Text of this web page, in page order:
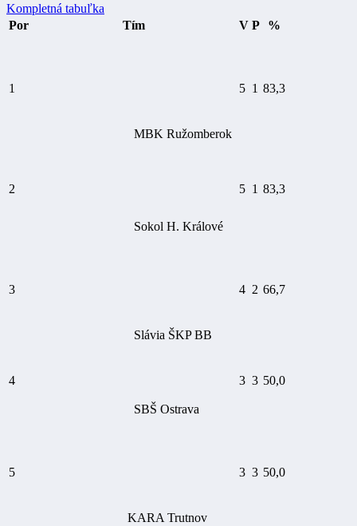
Kompletná tabuľka
Por
Tím V P %
1
MBK Ružomberok
5 1 83,3
2
Sokol H. Králové
5 1 83,3
3
Slávia ŠKP BB
4 2 66,7
4
SBŠ Ostrava
3 3 50,0
5
KARA Trutnov
3 3 50,0